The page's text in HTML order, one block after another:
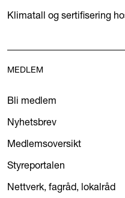
Klimatall og sertifisering
MEDLEM
Bli medlem
Nyhetsbrev
Medlemsoversikt
Styreportalen
Nettverk, fagråd, lokalråd